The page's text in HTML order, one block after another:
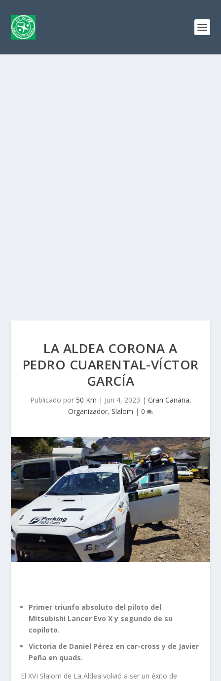
LA ALDEA CORONA A
PEDRO CUARENTAL-VÍCTOR
GARCÍA
Publicado por 50 Km | Jun 4, 2023 | Gran Canaria,
Organizador, Slalom | 0
Primer triunfo absoluto del piloto del
Mitsubishi Lancer Evo X y segundo de su
copiloto.
Victoria de Daniel Pérez en car-cross y de Javier
Peña en quads.
El XVI Slalom de La Aldea volvió a ser un éxito de